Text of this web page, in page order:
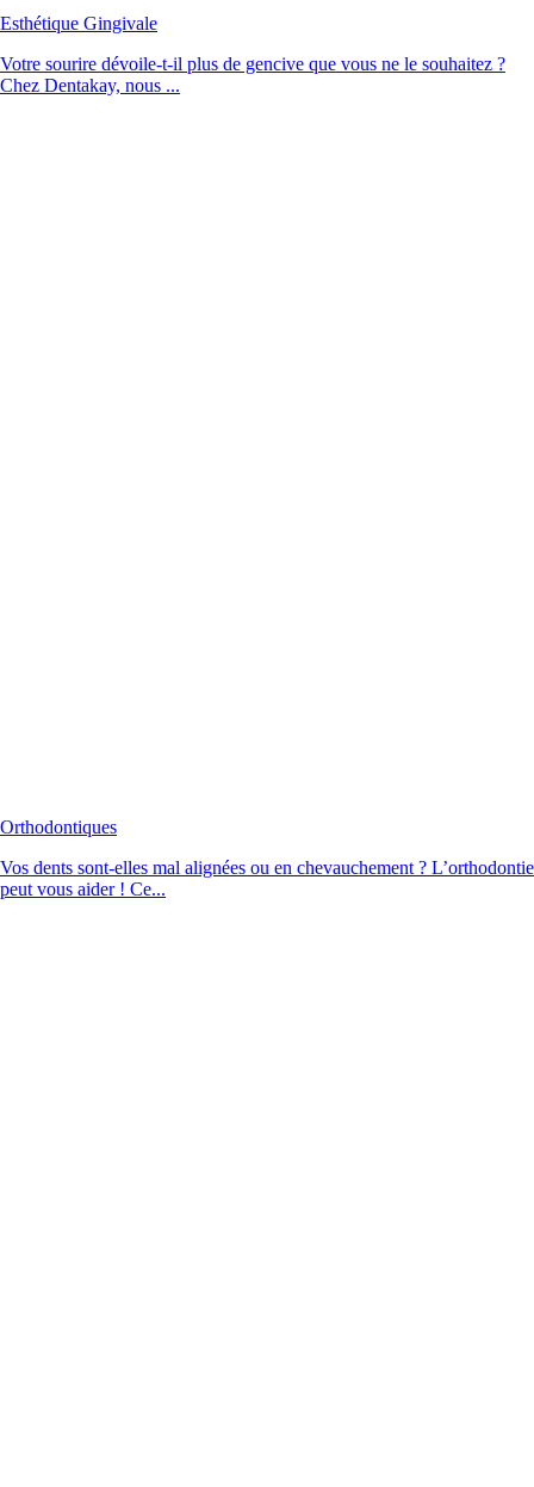
Esthétique Gingivale
Votre sourire dévoile-t-il plus de gencive que vous ne le souhaitez ?
Chez Dentakay, nous ...
Orthodontiques
Vos dents sont-elles mal alignées ou en chevauchement ? L’orthodontie
peut vous aider ! Ce...